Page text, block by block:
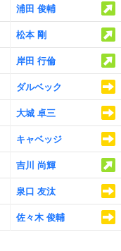
浦田 俊輔
松本 剛
岸田 行倫
ダルベック
大城 卓三
キャベッジ
吉川 尚輝
泉口 友汰
佐々木 俊輔